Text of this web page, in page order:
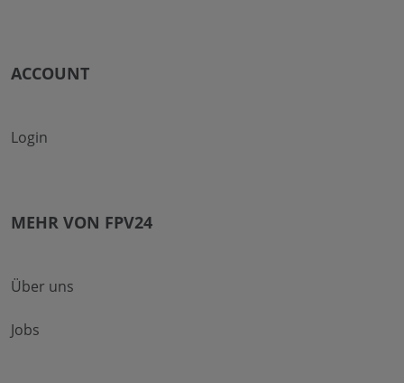
ACCOUNT
Login
MEHR VON FPV24
Über uns
Jobs